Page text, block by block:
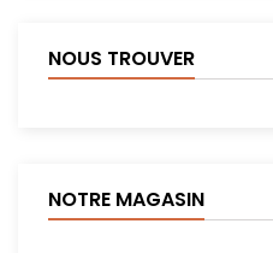
NOUS TROUVER
NOTRE MAGASIN